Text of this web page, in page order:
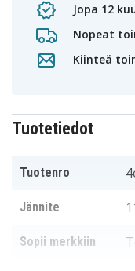
Jopa 12
Nopeat
Kiinteä
Tuotetiedot
Tuotenro
Jännite
Sopii merkkiin